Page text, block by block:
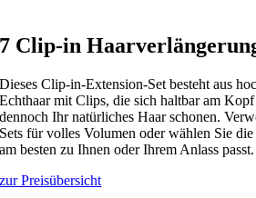
7 Clip-in
Dieses Clip-in-Extension-Set besteht aus
Echthaar mit Clips, die sich haltbar am Kopf
dennoch Ihr natürliches Haar schonen.
Sets für volles Volumen oder wählen Sie
am besten zu Ihnen oder Ihrem Anlass passt.
zur Preisübersicht